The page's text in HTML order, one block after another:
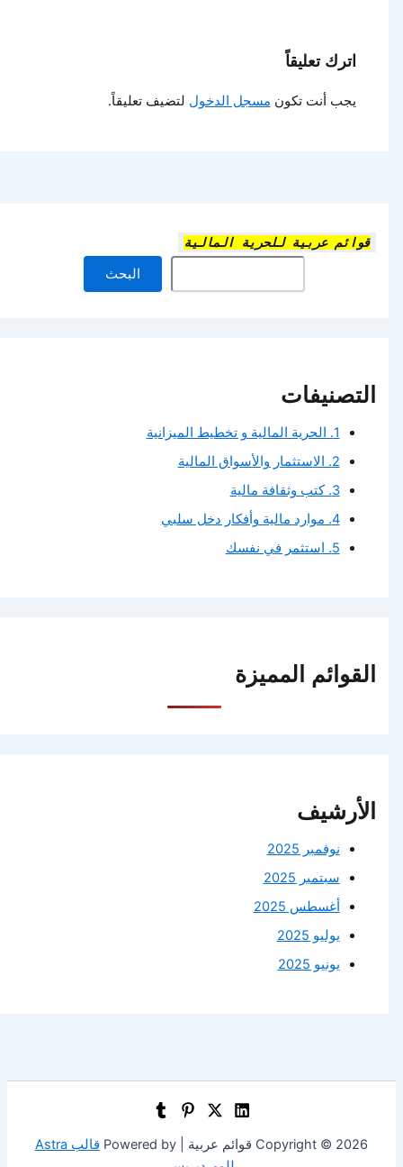
قوائم عربية للحرية المالية
البحث
التصنيفات
2. الاستثمار والأسواق المالية
3. كتب وثقافة مالية
4. موارد مالية وأفكار دخل سلبي
5. استثمر في نفسك
القوائم المميزة
الأرشيف
نوفمبر 2025
سبتمبر 2025
أغسطس 2025
يوليو 2025
يونيو 2025
اترك تعليقاً
يجب أنت تكونمسجل الدخول لتضيف تعليقاً.
Copyright © 2026 قوائم عربية | Powered by
قالب Astra